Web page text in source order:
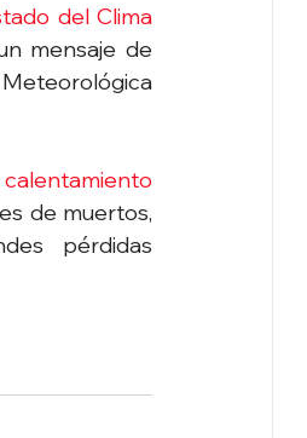
del Clima
mensaje de
calentamiento
de muertos,
pérdidas